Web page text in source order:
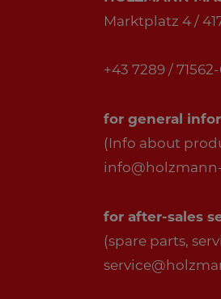
Marktplatz 4 /
+43 7289 /
for general
(Info about
for after-sales
(spare parts,